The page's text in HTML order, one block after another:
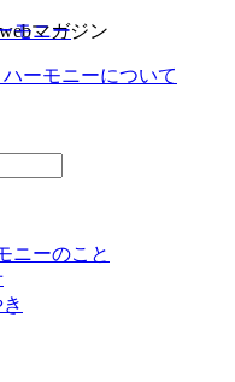
ーモニーについて
ニーのこと